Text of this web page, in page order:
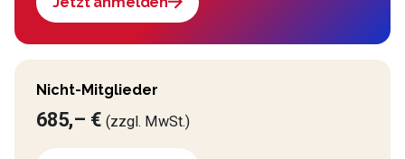
Nicht-Mitglieder
685,– €(zzgl. MwSt.)